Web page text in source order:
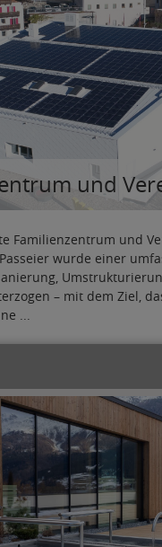
Familienzentrum und
wurde einer
– mit dem Ziel,
...